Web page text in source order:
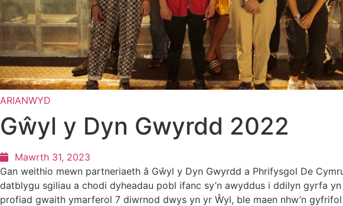
ARIANWYD
Gŵyl y Dyn Gwyrdd 2022
Mawrth 31, 2023
Gan weithio mewn partneriaeth â Gŵyl y Dyn Gwyrdd a Phrifysgol De
datblygu sgiliau a chodi dyheadau pobl ifanc sy’n awyddus i ddilyn gyrfa
profiad gwaith ymarferol 7 diwrnod dwys yn yr Ŵyl, ble maen nhw’n